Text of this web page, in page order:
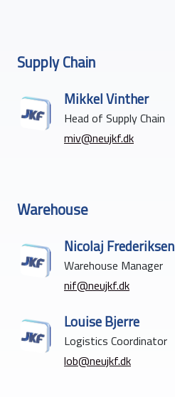
Supply Chain
Mikkel Vinther
Head of Supply Chain
miv@neujkf.dk
Warehouse
Nicolaj Frederiksen
Warehouse Manager
nif@neujkf.dk
Louise Bjerre
Logistics Coordinator
lob@neujkf.dk